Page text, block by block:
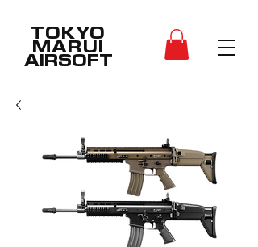
TOKYO
MARUI
AIRSOFT